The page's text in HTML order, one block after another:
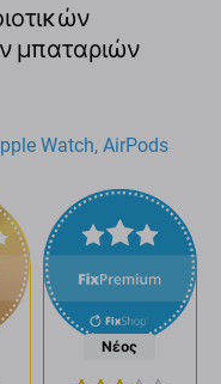
μπαταριών
Watch, AirPods
Νέος